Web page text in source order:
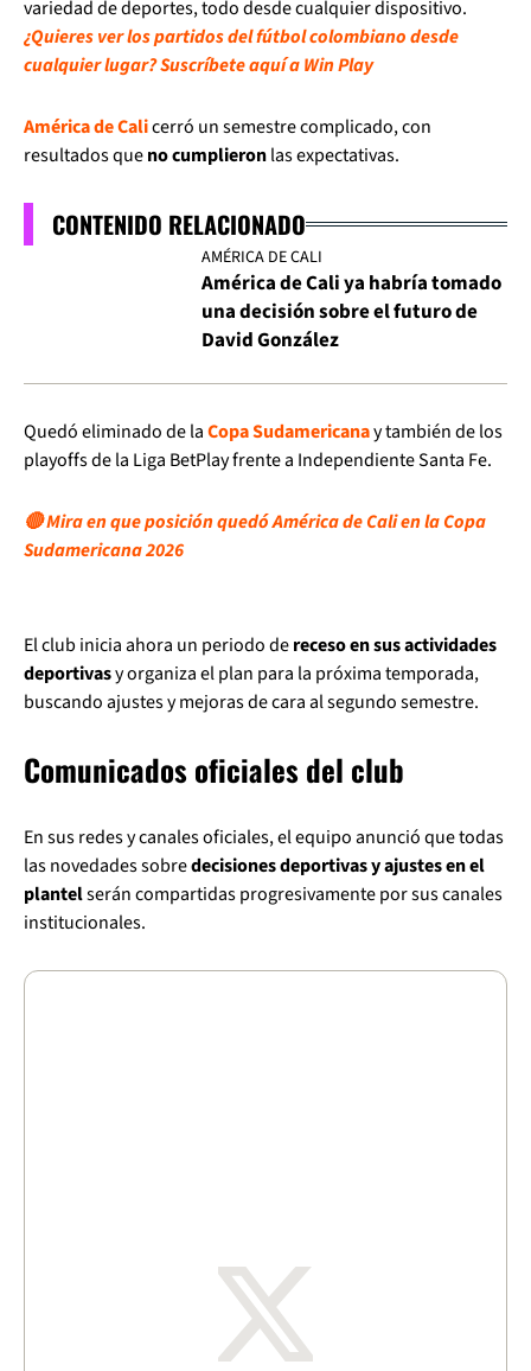
variedad de deportes, todo desde cualquier dispositivo.
¿Quieres ver los partidos del fútbol colombiano desde
cualquier lugar? Suscríbete aquí a Win Play
América de Calicerró un semestre complicado, con
resultados queno cumplieronlas expectativas.
CONTENIDO RELACIONADO
AMÉRICA DE CALI
América de Cali ya habría tomado
una decisión sobre el futuro de
David González
Quedó eliminado de laCopa Sudamericanay también de los
playoffs de la Liga BetPlay frente a Independiente Santa Fe.
🔴 Mira en que posición quedó América de Cali en la Copa
Sudamericana 2026
El club inicia ahora un periodo dereceso en sus actividades
deportivasy organiza el plan para la próxima temporada,
buscando ajustes y mejoras de cara al segundo semestre.
Comunicados oficiales del club
En sus redes y canales oficiales, el equipo anunció que todas
las novedades sobredecisiones deportivas y ajustes en el
plantelserán compartidas progresivamente por sus canales
institucionales.